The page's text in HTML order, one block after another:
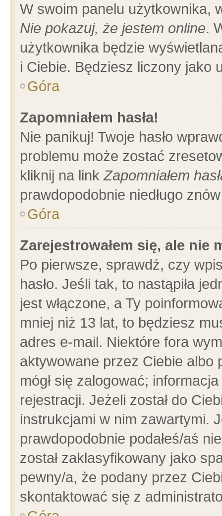
W swoim panelu użytkownika,
Nie pokazuj, że jestem online.
użytkownika będzie
i Ciebie. Będziesz liczony jako
Góra
Zapomniałem hasła!
Nie panikuj! Twoje hasło
problemu może zostać
kliknij na linkZapomniałem
prawdopodobnie niedługo
Góra
Zarejestrowałem się, ale nie
Po pierwsze, sprawdź, czy
hasło. Jeśli tak, to nastąpiła
jest włączone, a Ty
mniej niż 13 lat, to będziesz
adres e-mail. Niektóre fora
aktywowane przez Ciebie albo
mógł się zalogować;
rejestracji. Jeżeli został do
instrukcjami w nim zawartymi.
prawdopodobnie podałeś/aś
został zaklasyfikowany jako
pewny/a, że podany przez
skontaktować się z